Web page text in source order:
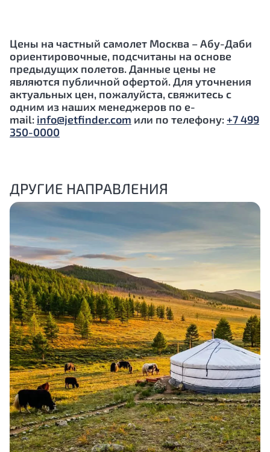
Цены на частный самолет Москва –Абу-Даби
ориентировочные, подсчитаны на основе
предыдущих полетов. Данные цены не
являются публичной офертой. Для уточнения
актуальных цен, пожалуйста, свяжитесь с
одним из наших менеджеров по e-
mail: info@jetfinder.com или по телефону:+7 499
350-0000
ДРУГИЕ НАПРАВЛЕНИЯ